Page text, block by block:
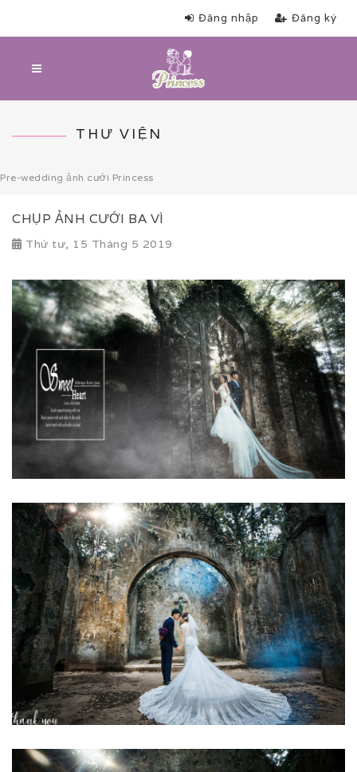
Đăng nhập Đăng ký
THƯ VIỆN
Pre-wedding ảnh cưới Princess
CHỤP ẢNH CƯỚI BA VÌ
Thứ tư, 15 Tháng 5 2019